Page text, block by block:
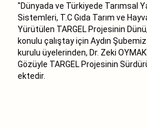
"Dünyada ve Türkiyede Tarımsal
Sistemleri, T.C Gıda Tarım ve
Yürütülen TARGEL Projesinin
konulu çalıştay için Aydın
kurulu üyelerinden, Dr. Zeki
Gözüyle TARGEL Projesinin
ektedir.